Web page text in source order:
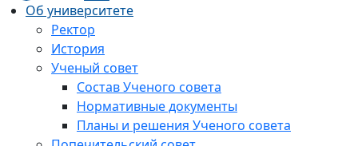
Об университете
Ректор
История
Ученый совет
Состав Ученого совета
Нормативные документы
Планы и решения Ученого совета